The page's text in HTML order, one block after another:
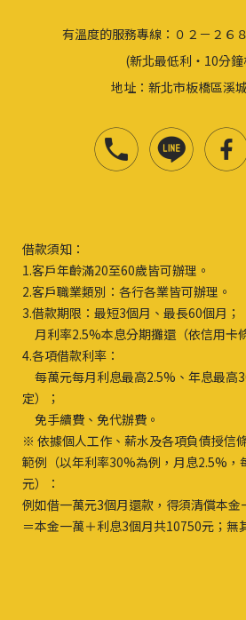
有溫度的服務專線：０２－２６
(新北最低利‧10分鐘
地址：新北市板橋區溪
借款須知：
1.客戶年齡滿20至60歲皆可辦理。
2.客戶職業類別：各行各業皆可辦理。
3.借款期限：最短3個月、最長60個月；
月利率2.5%本息分期攤還（依信用卡
4.各項借款利率：
每萬元每月利息最高2.5%、年息最高
定）；
免手續費、免代辦費。
※ 依據個人工作、薪水及各項負債授信
範例（以年利率30%為例，月息2.5%，
元）：
例如借一萬元3個月還款，得須清償本
＝本金一萬＋利息3個月共10750元；無